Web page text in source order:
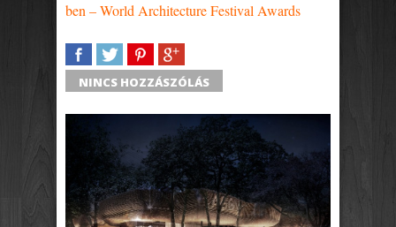
ben – World Architecture Festival Awards
SHARETWEETSHARESHARE
NINCS HOZZÁSZÓLÁS